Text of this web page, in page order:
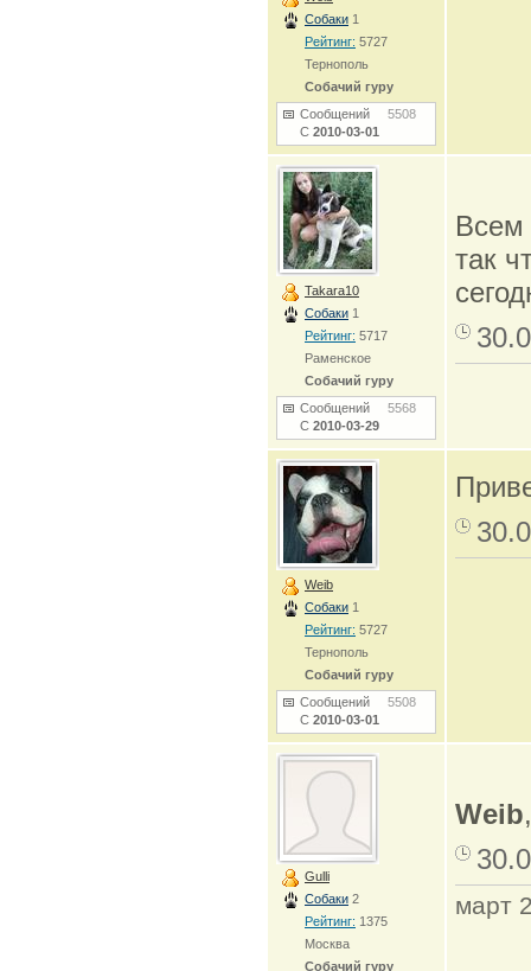
Собаки 1
Рейтинг: 5727
Тернополь
Собачий гуру
Сообщений 5508
С 2010-03-01
Takara10
Собаки 1
Рейтинг: 5717
Раменское
Собачий гуру
Сообщений 5568
С 2010-03-29
Всем
так
Weib
Собаки 1
Рейтинг: 5727
Тернополь
Собачий гуру
Сообщений 5508
С 2010-03-01
Gulli
Собаки 2
Рейтинг: 1375
Москва
Собачий гуру
Weib
март